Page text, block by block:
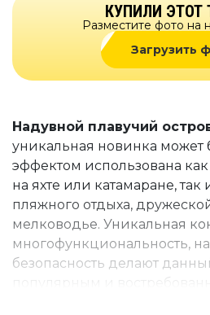
КУПИЛИ ЭТОТ
Разместите фото на
Загрузить
Надувной плавучий
уникальная новинка может
эффектом использована
на яхте или катамаране,
пляжного отдыха,
мелководье. Уникальная
многофункциональность,
безопасность делают
популярным и
широкого круга